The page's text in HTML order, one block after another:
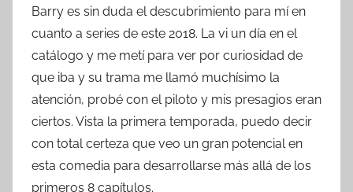
Barry es sin duda el descubrimiento para mí en
cuanto a series de este 2018. La vi un día en el
catálogo y me metí para ver por curiosidad de
que iba y su trama me llamó muchísimo la
atención, probé con el piloto y mis presagios eran
ciertos. Vista la primera temporada, puedo decir
con total certeza que veo un gran potencial en
esta comedia para desarrollarse más allá de los
primeros 8 capítulos.